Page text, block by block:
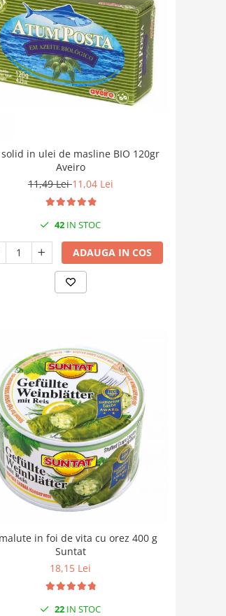
solid in ulei de masline BIO 120gr
Aveiro
11,49 Lei11,04 Lei
42 IN STOC
ADAUGA IN COS
in foi de vita cu orez 400 g
Suntat
18,15 Lei
22 IN STOC